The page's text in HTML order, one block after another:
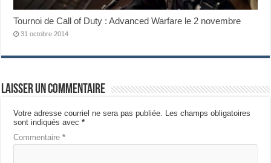
Tournoi de Call of Duty : Advanced Warfare le 2 novembre
31 octobre 2014
Laisser un commentaire
Votre adresse courriel ne sera pas publiée. Les champs obligatoires
sont indiqués avec*
Commentaire*